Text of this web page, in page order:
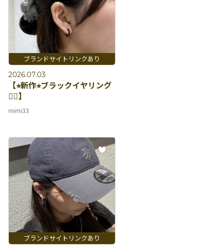
2026.07.03
【⭐︎新作⭐︎ブラックイヤリング
🐕‍🦺】
mimi33